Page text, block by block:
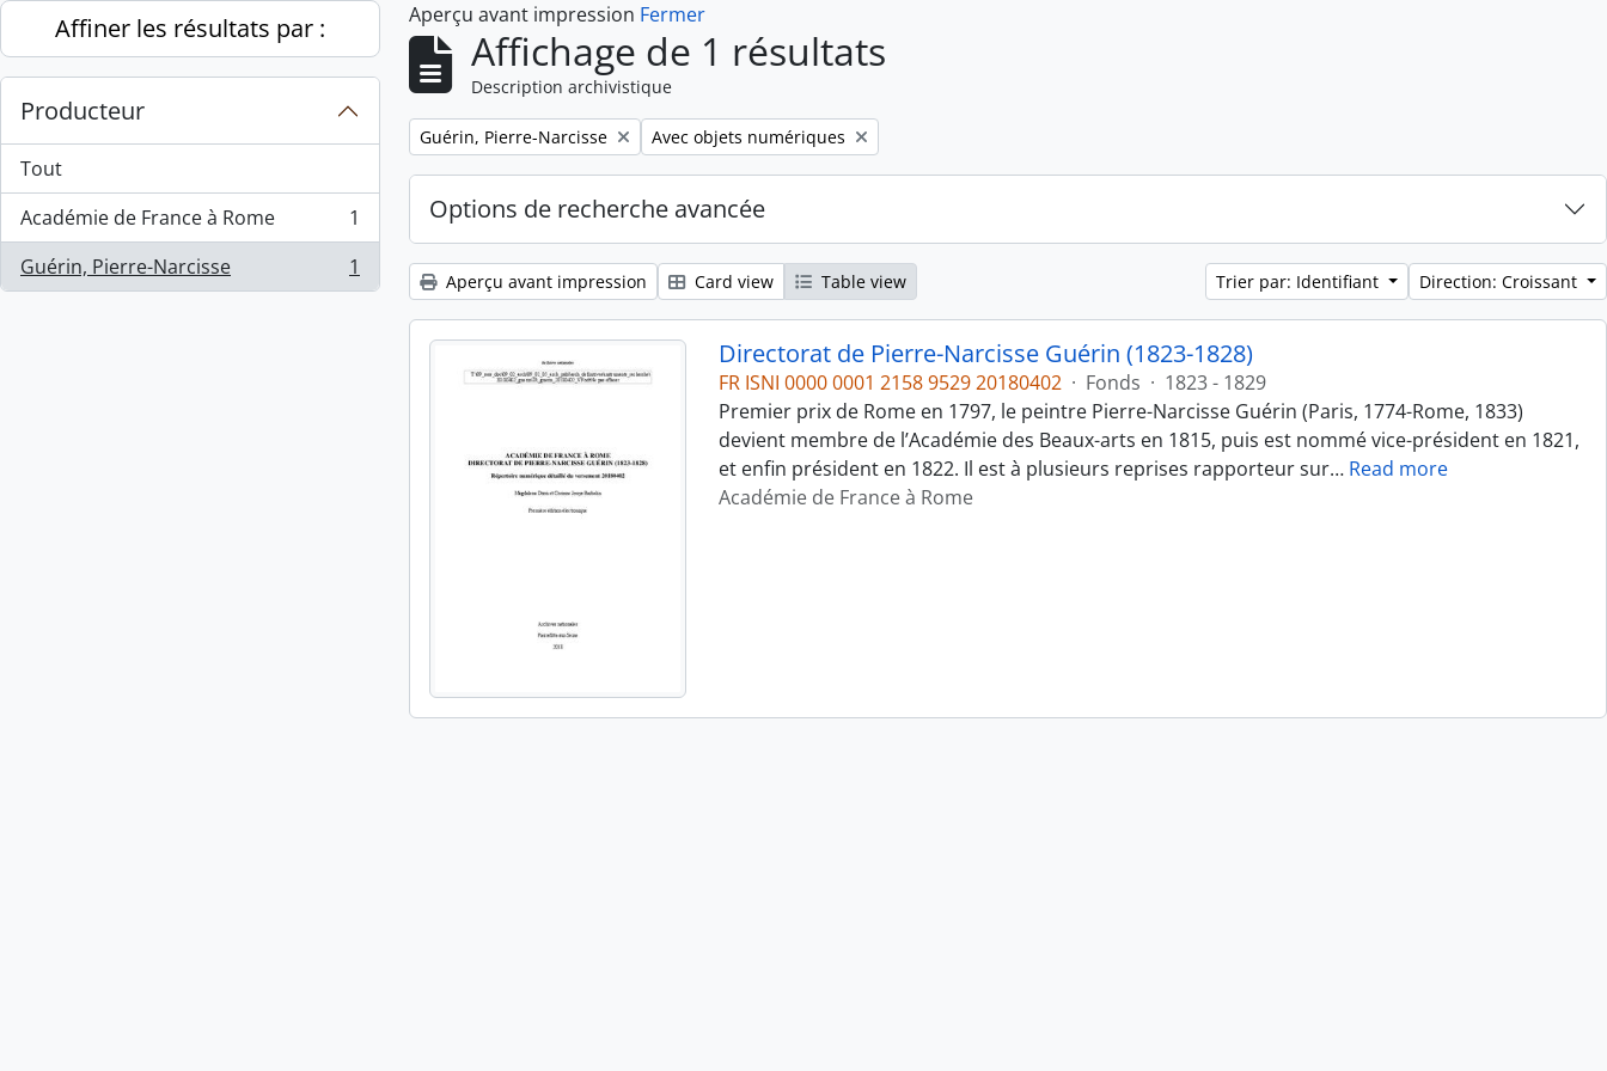
Skip to main content
Affiner les résultats par :
Producteur
Tout
Académie de France à Rome
, 1 résultats
1
Guérin, Pierre-Narcisse
, 1 résultats 1
Aperçu avant impression Fermer
Affichage de 1 résultats
Description archivistique
Remove filter:
Guérin, Pierre-Narcisse Remove filter:
Avec objets numériques
Options de recherche avancée
Aperçu avant impression Card view Table view Trier par: Identifiant Direction: Croissant
Directorat de Pierre-Narcisse Guérin (1823-1828)
FR ISNI 0000 0001 2158 9529 20180402 · Fonds · 1823 - 1829
Premier prix de Rome en 1797, le peintre Pierre-Narcisse Guérin (Paris, 1774-Rome, 1833)
devient membre de l’Académie des Beaux-arts en 1815, puis est nommé vice-président en 1821,
et enfin président en 1822. Il est à plusieurs reprises rapporteur sur… Read more
Académie de France à Rome